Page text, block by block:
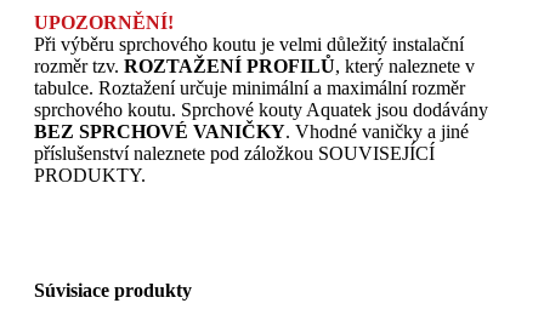
UPOZORNĚNÍ!
Při výběru sprchového koutu je velmi důležitý instalační
rozměr tzv. ROZTAŽENÍ PROFILŮ, který naleznete v
tabulce. Roztažení určuje minimální a maximální rozměr
sprchového koutu. Sprchové kouty Aquatek jsou dodávány
BEZ SPRCHOVÉ VANIČKY. Vhodné vaničky a jiné
příslušenství naleznete pod záložkou SOUVISEJÍCÍ
PRODUKTY.
Súvisiace produkty